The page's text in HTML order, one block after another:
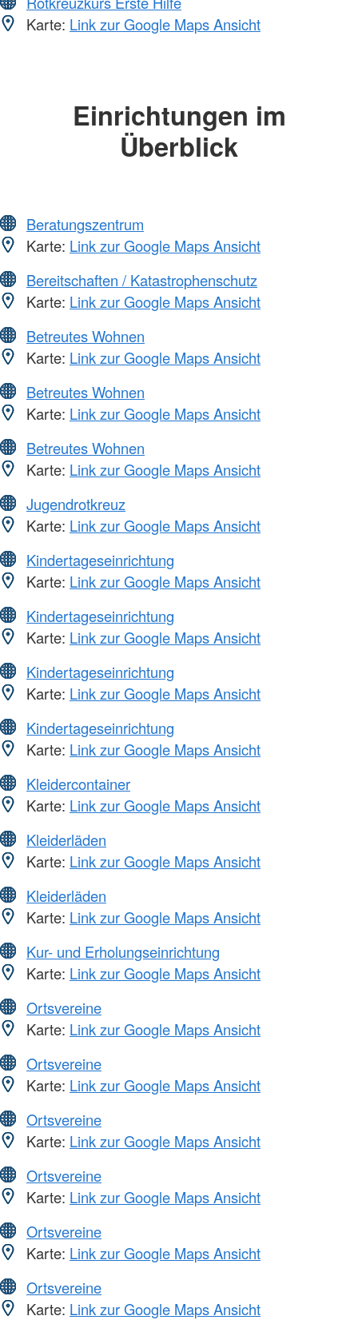
Karte: Link zur Google Maps Ansicht
Einrichtungen im
Überblick
Beratungszentrum
Karte: Link zur Google Maps Ansicht
Bereitschaften / Katastrophenschutz
Karte: Link zur Google Maps Ansicht
Betreutes Wohnen
Karte: Link zur Google Maps Ansicht
Betreutes Wohnen
Karte: Link zur Google Maps Ansicht
Betreutes Wohnen
Karte: Link zur Google Maps Ansicht
Jugendrotkreuz
Karte: Link zur Google Maps Ansicht
Kindertageseinrichtung
Karte: Link zur Google Maps Ansicht
Kindertageseinrichtung
Karte: Link zur Google Maps Ansicht
Kindertageseinrichtung
Karte: Link zur Google Maps Ansicht
Kindertageseinrichtung
Karte: Link zur Google Maps Ansicht
Kleidercontainer
Karte: Link zur Google Maps Ansicht
Kleiderläden
Karte: Link zur Google Maps Ansicht
Kleiderläden
Karte: Link zur Google Maps Ansicht
Kur- und Erholungseinrichtung
Karte: Link zur Google Maps Ansicht
Ortsvereine
Karte: Link zur Google Maps Ansicht
Ortsvereine
Karte: Link zur Google Maps Ansicht
Ortsvereine
Karte: Link zur Google Maps Ansicht
Ortsvereine
Karte: Link zur Google Maps Ansicht
Ortsvereine
Karte: Link zur Google Maps Ansicht
Ortsvereine
Karte: Link zur Google Maps Ansicht